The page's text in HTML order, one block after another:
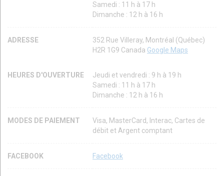
Samedi : 11 h à 17 h
Dimanche : 12 h à 16 h
ADRESSE
352 Rue Villeray, Montréal (Québec)
H2R 1G9 Canada Google Maps
HEURES D'OUVERTURE
Jeudi et vendredi : 9 h à 19 h
Samedi : 11 h à 17 h
Dimanche : 12 h à 16 h
MODES DE PAIEMENT
Visa, MasterCard, Interac, Cartes de
débit et Argent comptant
FACEBOOK Facebook